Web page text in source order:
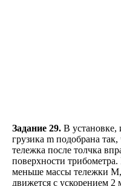
Задание 29. В установке,
грузика m подобрана
тележка после толчка
поверхности трибометра.
меньше массы тележки М,
движется с ускорением 2